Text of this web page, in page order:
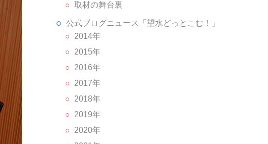
取材の舞台裏
公式ブログニュース「望水どっとこむ！」
2014年
2015年
2016年
2017年
2018年
2019年
2020年